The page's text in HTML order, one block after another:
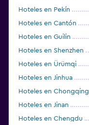
Hoteles en Pekín
Hoteles en Cantón
Hoteles en Guilin
Hoteles en Shenzhen
Hoteles en Ürümqi
Hoteles en Jinhua
Hoteles en Chongqing
Hoteles en Jinan
Hoteles en Chengdu